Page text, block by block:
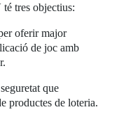
tres objectius:
oferir major
de joc amb
que
productes de loteria.